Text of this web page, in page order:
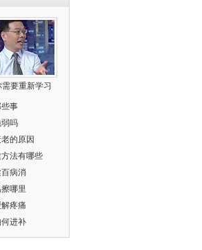
要重新学习
事
吗
的原因
法有哪些
病消
哪里
疼痛
进补